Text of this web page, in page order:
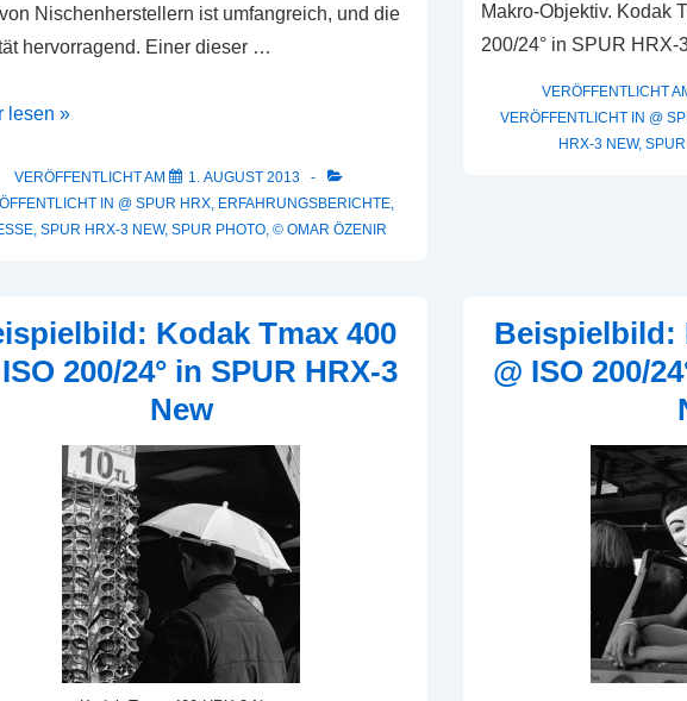
Nischenherstellern ist umfangreich, und die
hervorragend. Einer dieser …
lesen »
VERÖFFENTLICHT AM
1. AUGUST 2013
IN @ SPUR HRX, ERFAHRUNGSBERICHTE,
,SPUR HRX-3 NEW,SPUR PHOTO,© OMAR ÖZENIR
Makro-Objektiv. Kodak
200/24° in SPUR HRX-
VERÖFFENTLICHT
VERÖFFENTLICHT IN @
HRX-3 NEW,
Kodak Tmax 400
200/24° in SPUR HRX-3
New
Beispielbild:
@ ISO 200/